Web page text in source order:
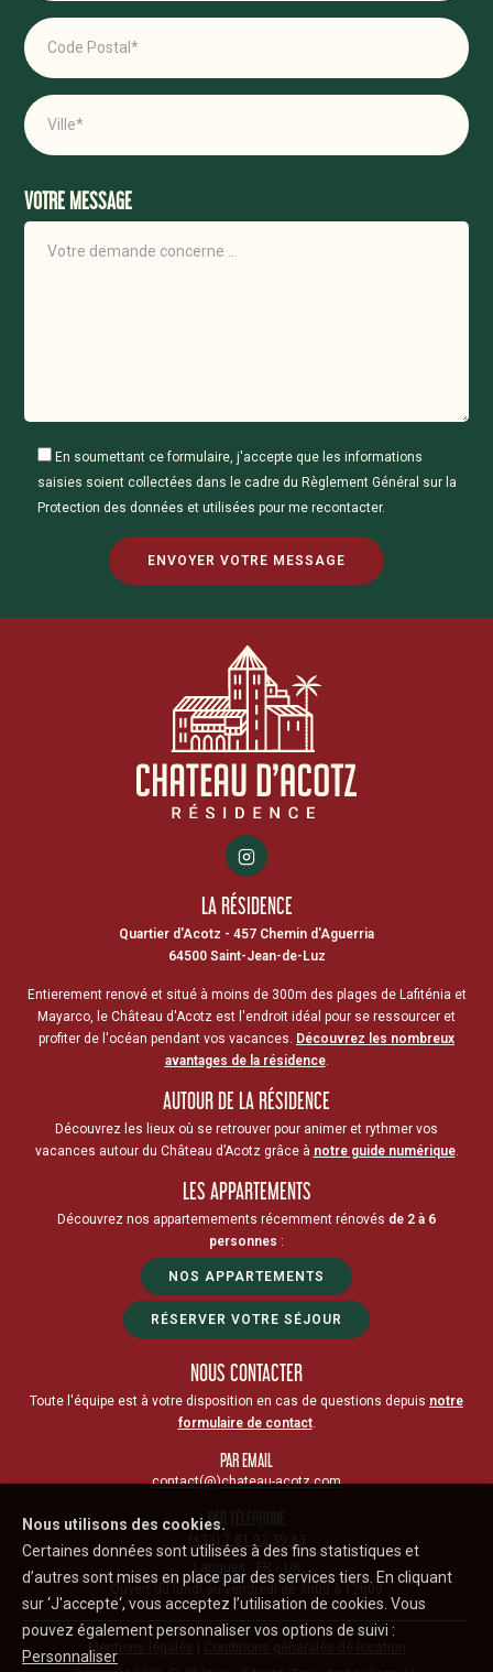
VOTRE MESSAGE
En soumettant ce formulaire, j'accepte que les informations
saisies soient collectées dans le cadre du Règlement Général sur la
Protection des données et utilisées pour me recontacter.
LA RÉSIDENCE
Quartier d'Acotz - 457 Chemin d'Aguerria
64500 Saint-Jean-de-Luz
Entierement renové et situé à moins de 300m des plages de Lafiténia et
Mayarco, le Château d'Acotz est l'endroit idéal pour se ressourcer et
profiter de l'océan pendant vos vacances. Découvrez les nombreux
avantages de la résidence.
AUTOUR DE LA RÉSIDENCE
Découvrez les lieux où se retrouver pour animer et rythmer vos
vacances autour du Château d’Acotz grâce à notre guide numérique.
LES APPARTEMENTS
Découvrez nos appartemements récemment rénovés de 2 à 6
personnes :
NOS APPARTEMENTS
RÉSERVER VOTRE SÉJOUR
NOUS CONTACTER
Toute l'équipe est à votre disposition en cas de questions depuis notre
formulaire de contact.
PAR EMAIL
contact(@)chateau-acotz.com
PAR TÉLÉPHONE
Langues : FR / UK
Ouvert du lundi au vendredi de 9h00 à 12h00
Mentions légales
Nous utilisons des cookies.
Certaines données sont utilisées à des fins statistiques et
d’autres sont mises en place par des services tiers. En cliquant
sur ‘J'accepte‘, vous acceptez l’utilisation de cookies. Vous
pouvez également personnaliser vos options de suivi :
Personnaliser